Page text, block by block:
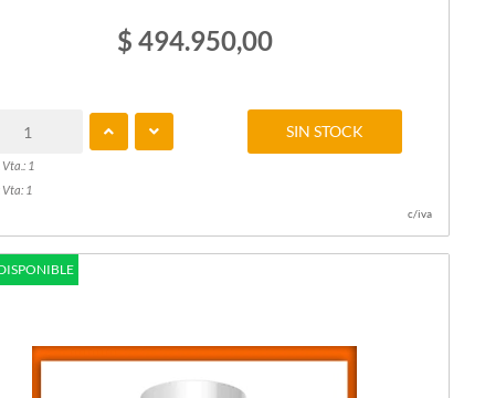
$ 494.950,00
1
1
SIN STOCK
c/iva